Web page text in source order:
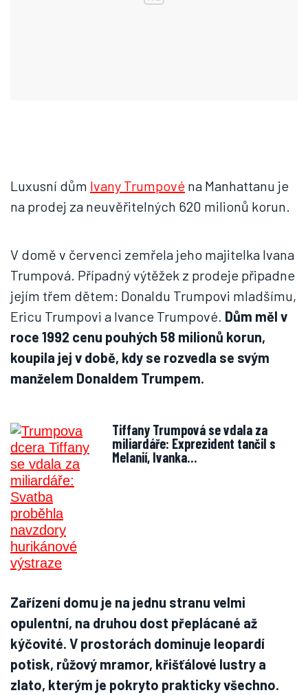
Luxusní dům Ivany Trumpové na Manhattanu je
na prodej za neuvěřitelných 620 milionů korun.
V domě v červenci zemřela jeho majitelka Ivana
Trumpová. Případný výtěžek z prodeje připadne
jejím třem dětem: Donaldu Trumpovi mladšímu,
Ericu Trumpovi a Ivance Trumpové. Dům měl v
roce 1992 cenu pouhých 58 milionů korun,
koupila jej v době, kdy se rozvedla se svým
manželem Donaldem Trumpem.
Tiffany Trumpová se vdala za
miliardáře: Exprezident tančil s
Melanií, Ivanka…
Zařízení domu je na jednu stranu velmi
opulentní, na druhou dost přeplácané až
kýčovité. V prostorách dominuje leopardí
potisk, růžový mramor, křišťálové lustry a
zlato, kterým je pokryto prakticky všechno.